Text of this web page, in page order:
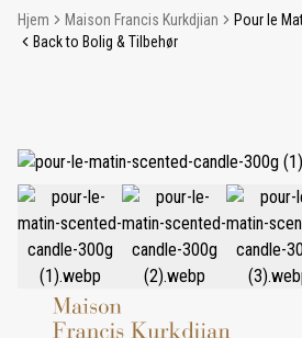
Hjem Maison Francis Kurkdjian
Pour le
Back to Bolig & Tilbehør